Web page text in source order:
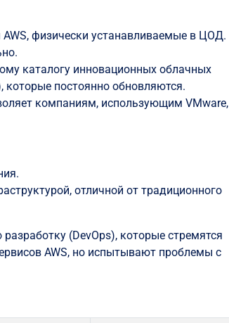
физически устанавливаемые в ЦОД.
каталогу инновационных облачных
которые постоянно обновляются.
компаниям, использующим VMware,
отличной от традиционного
(DevOps), которые стремятся
AWS, но испытывают проблемы с